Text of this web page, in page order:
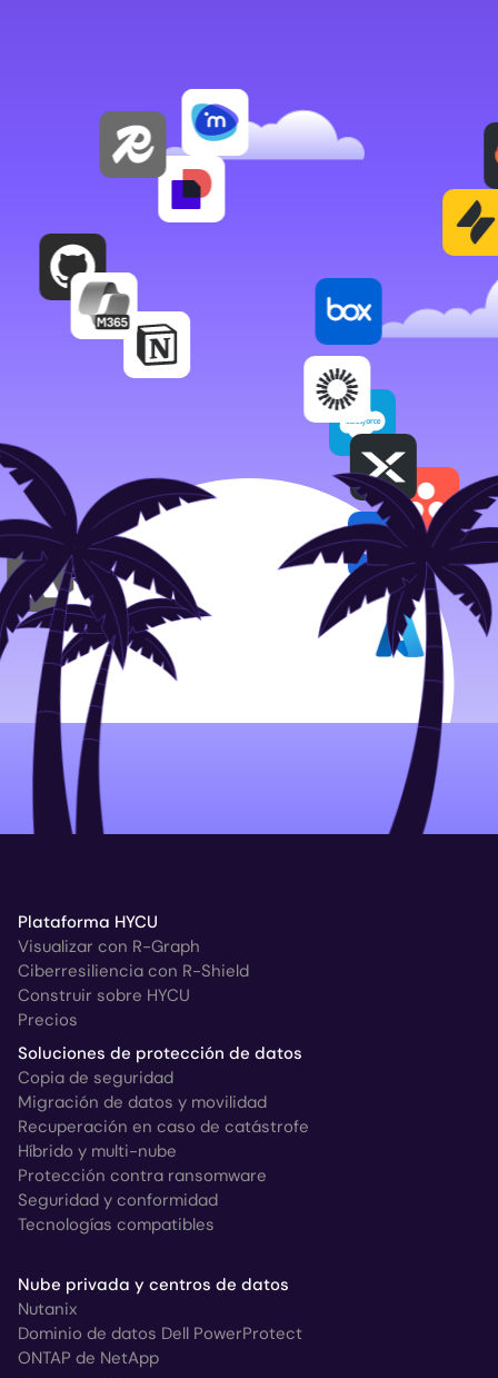
Plataforma HYCU
Visualizar con R-Graph
Ciberresiliencia con R-Shield
Construir sobre HYCU
Precios
Soluciones de protección de datos
Copia de seguridad
Migración de datos y movilidad
Recuperación en caso de catástrofe
Híbrido y multi-nube
Protección contra ransomware
Seguridad y conformidad
Tecnologías compatibles
Nube privada y centros de datos
Nutanix
Dominio de datos Dell PowerProtect
ONTAP de NetApp